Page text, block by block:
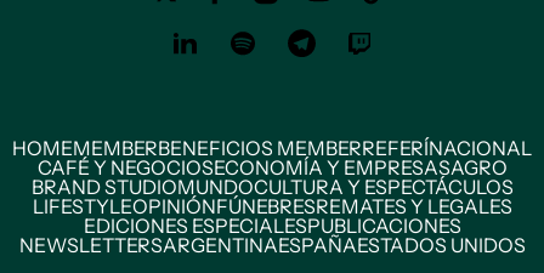
HOMEMEMBERBENEFICIOS MEMBERREFERÍNACIONAL
CAFÉ Y NEGOCIOSECONOMÍA Y EMPRESASAGRO
BRAND STUDIOMUNDOCULTURA Y ESPECTÁCULOS
LIFESTYLEOPINIÓNFÚNEBRESREMATES Y LEGALES
EDICIONES ESPECIALESPUBLICACIONES
NEWSLETTERSARGENTINAESPAÑAESTADOS UNIDOS